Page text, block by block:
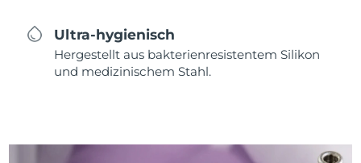
Ultra-hygienisch
Hergestellt aus bakterienresistentem Silikon
und medizinischem Stahl.